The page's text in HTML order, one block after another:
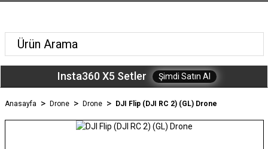
Insta360 X5 Setler Şimdi Satın Al
Anasayfa Drone Drone DJI Flip (DJI RC 2) (GL) Drone